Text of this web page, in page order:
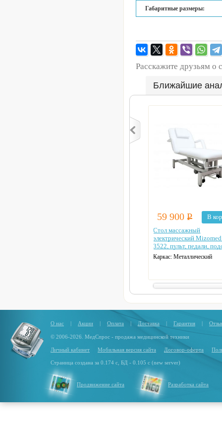
Габаритные размеры:
Расскажите друзьям о
Ближайшие
59 900Р
В
Стол массажный
электрический
3522, пульт, педали,
Каркас: Металлический
Моторы:1 мотор
О нас | Акции | Оплата | Доставка | Гарантия |
© 2006-2026. МедСпрос - продажа медицинской техники
Личный кабинет Мобильная версия сайта Договор-оферта
Страница создана за 0.174 с, БД - 0.105 с (new server)
Продвижение сайта Разработка сайта